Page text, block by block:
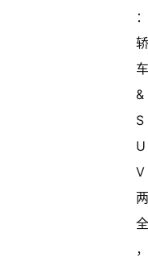
&
S
U
V